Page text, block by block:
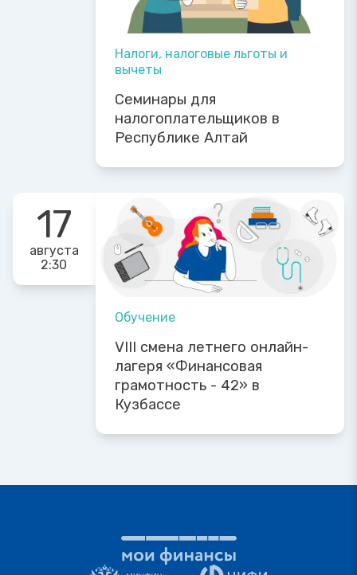
Налоги, налоговые льготы и
вычеты
Семинары для
налогоплательщиков в
Республике Алтай
17
августа
2:30
Обучение
VIII смена летнего онлайн-
лагеря «Финансовая
грамотность - 42» в
Кузбассе